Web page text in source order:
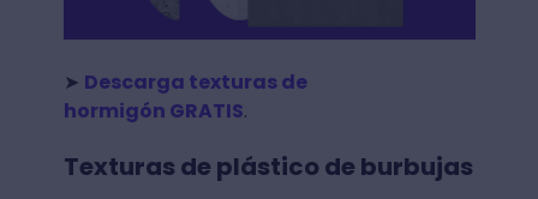
➤ Descarga texturas de
hormigón GRATIS.
Texturas de plástico de burbujas